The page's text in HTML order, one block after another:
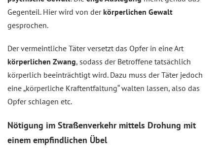
Gegenteil. Hier wird von der körperlichen Gewalt
gesprochen.
Der vermeintliche Täter versetzt das Opfer in eine Art
körperlichen Zwang, sodass der Betroffene tatsächlich
körperlich beeinträchtigt wird. Dazu muss der Täter jedoch
eine „körperliche Kraftentfaltung“ walten lassen, also das
Opfer schlagen etc.
Nötigung im Straßenverkehr mittels Drohung mit
einem empfindlichen Übel